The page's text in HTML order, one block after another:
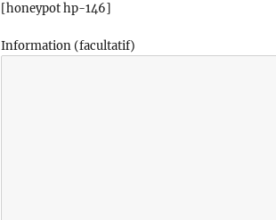
[honeypot hp-146]
Information (facultatif)